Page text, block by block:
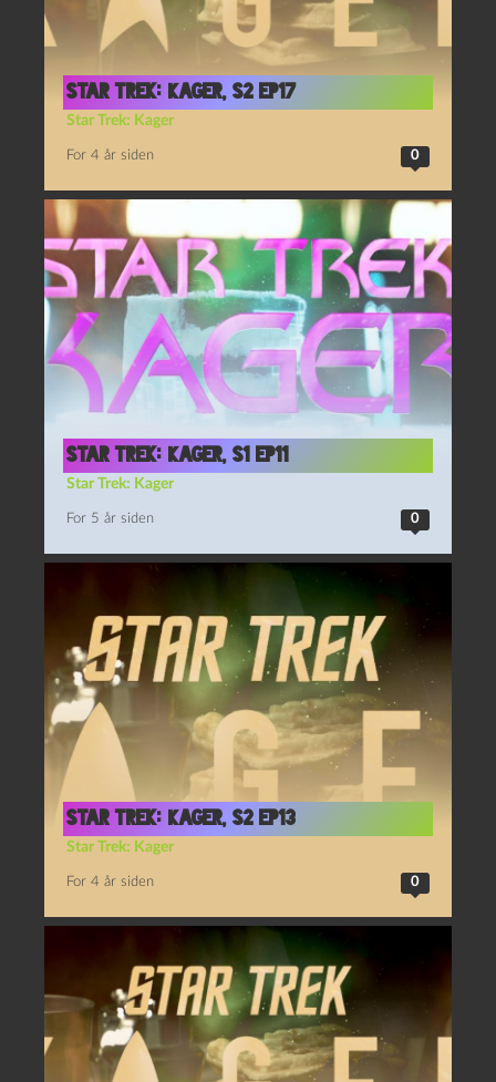
Star Trek: Kager, s2 Ep17
Star Trek: Kager
For 4 år siden 0
Star Trek: Kager, S1 Ep11
Star Trek: Kager
For 5 år siden 0
Star Trek: Kager, S2 Ep13
Star Trek: Kager
For 4 år siden 0